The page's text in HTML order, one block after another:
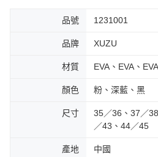
品號 1231001
品牌 XUZU
材質 EVA、EVA、EVA
顏色 粉、深藍、黑
尺寸
35／36、37／
／43、44／45
產地 中國